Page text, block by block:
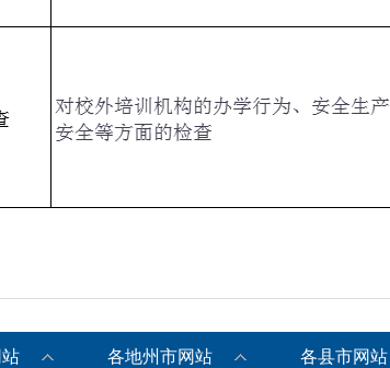
各地州市网站 各县市网站